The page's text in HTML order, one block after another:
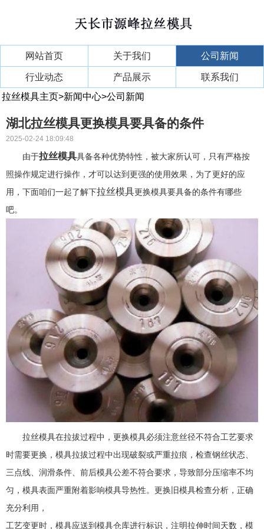
网站首页 关于我们 公司新闻
行业动态 产品展示
联系我们
拉丝模具主页>新闻中心>公司新闻
湖北拉丝模具更换模具要具备的条件
2025-02-24 18:09:48
由于拉丝模具具备各种优势特性，被大家所认可，只有严格按
照操作规定进行操作，才可以达到更强的使用效果，为了更好的应
用，下面咱们一起了解下拉丝模具更换模具要具备的条件有哪些
吧。
拉丝模具在拉拔过程中，更换模具必须注意丝径不符合工艺要求
时需要更换，模具拉拔过程中出现破裂或严重拉痕，检查钢丝状态、
三点线、润滑条件、前后模具公差不符合要求，导致部分压缩率不均
匀，模具表面严重附着影响模具导热性。更换旧模具检查分析，正确
充分利用，
工艺变更时，模具应送到模具仓库进行标识，注明拉伸时间天数，模